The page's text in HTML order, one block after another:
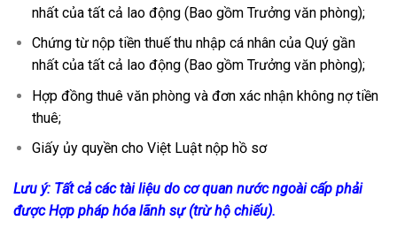
nhất của tất cả lao động (Bao gồm Trưởng văn phòng);
Chứng từ nộp tiền thuế thu nhập cá nhân của Quý gần
nhất của tất cả lao động (Bao gồm Trưởng văn phòng);
Hợp đồng thuê văn phòng và đơn xác nhận không nợ tiền
thuê;
Giấy ủy quyền cho Việt Luật nộp hồ sơ
Lưu ý: Tất cả các tài liệu do cơ quan nước ngoài cấp phải
được Hợp pháp hóa lãnh sự (trừ hộ chiếu).